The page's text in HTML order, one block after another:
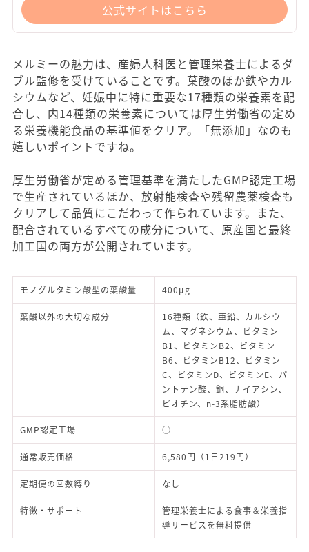
公式サイトはこちら
メルミーの魅力は、産婦人科医と管理栄養士によるダ
ブル監修を受けていることです。葉酸のほか鉄やカル
シウムなど、妊娠中に特に重要な17種類の栄養素を配
合し、内14種類の栄養素については厚生労働省の定め
る栄養機能食品の基準値をクリア。「無添加」なのも
嬉しいポイントですね。
厚生労働省が定める管理基準を満たしたGMP認定工場
で生産されているほか、放射能検査や残留農薬検査も
クリアして品質にこだわって作られています。また、
配合されているすべての成分について、原産国と最終
加工国の両方が公開されています。
モノグルタミン酸型の葉酸量 400μg
葉酸以外の大切な成分
16種類（鉄、亜鉛、カルシウ
ム、マグネシウム、ビタミン
B1、ビタミンB2、ビタミン
B6、ビタミンB12、ビタミン
C、ビタミンD、ビタミンE、パ
ントテン酸、銅、ナイアシン、
ビオチン、n-3系脂肪酸）
GMP認定工場 ○
通常販売価格 6,580円（1日219円）
定期便の回数縛り なし
特徴・サポート
管理栄養士による食事＆栄養指
導サービスを無料提供